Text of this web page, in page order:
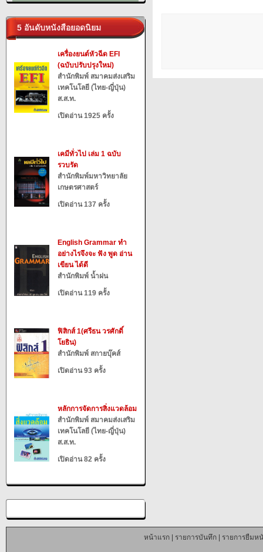
5 อันดับหนังสือยอดนิยม
เครื่องยนต์หัวฉีด EFI
(ฉบับปรับปรุงใหม่)
สำนักพิมพ์ สมาคมส่งเสริม
เทคโนโลยี (ไทย-ญี่ปุ่น)
ส.ส.ท.
เปิดอ่าน 1925 ครั้ง
เคมีทั่วไป เล่ม 1 ฉบับ
รวบรัด
สำนักพิมพ์มหาวิทยาลัย
เกษตรศาสตร์
เปิดอ่าน 137 ครั้ง
English Grammar ทำ
อย่างไรจึงจะ ฟัง พูด อ่าน
เขียน ได้ดี
สำนักพิมพ์ น้ำฝน
เปิดอ่าน 119 ครั้ง
ฟิสิกส์ 1(ศรีธน วรศักดิ์
โยธิน)
สำนักพิมพ์ สกายบุ๊คส์
เปิดอ่าน 93 ครั้ง
หลักการจัดการสิ่งแวดล้อม
สำนักพิมพ์ สมาคมส่งเสริม
เทคโนโลยี (ไทย-ญี่ปุ่น)
ส.ส.ท.
เปิดอ่าน 82 ครั้ง
หน้าแรก| รายการบันทึก| รายการยืมห